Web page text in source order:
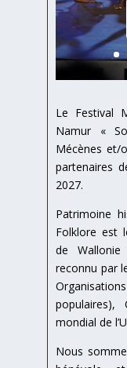
Le Festival
Namur «
Mécènes et/
partenaires
2027.
Patrimoine
Folklore est
de
reconnu par
populaires),
mondial de
Nous